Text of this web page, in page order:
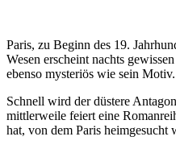
Paris, zu Beginn des 19.
Wesen erscheint nachts
ebenso mysteriös wie sein Motiv.
Schnell wird der düstere
mittlerweile feiert eine
hat, von dem Paris heimgesucht